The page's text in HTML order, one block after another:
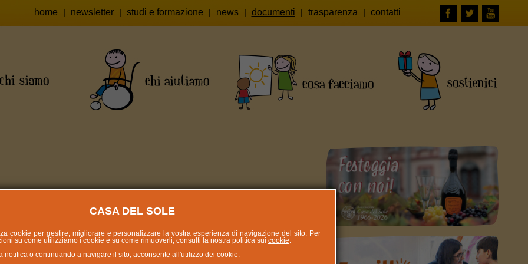
home | newsletter | studi e formazione | news | documenti | trasparenza | contatti
e Modulistica raccolta fondi
CASA DEL SOLE
cookie per gestire, migliorare e personalizzare la vostra esperienza di navigazione del sito. Per
su come utilizziamo i cookie e su come rimuoverli, consulti la nostra politica sui cookie.
notifica o continuando a navigare il sito, acconsente all'utilizzo dei cookie.